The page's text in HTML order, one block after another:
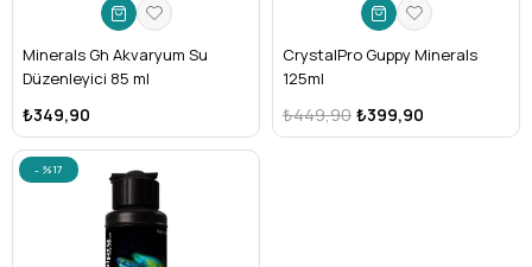
Minerals Gh Akvaryum Su
Düzenleyici 85 ml
₺349,90
CrystalPro Guppy Minerals
125ml
₺399,90
₺449,90
%17